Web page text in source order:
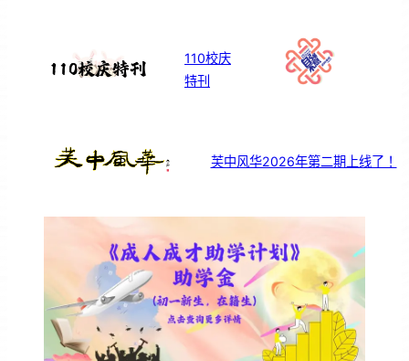
110校庆
特刊
芙中风华2026年第二期上线了！